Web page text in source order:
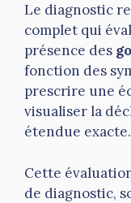
Le diagnostic
complet qui
présence des
fonction des
prescrire une
visualiser la
étendue exacte.
Cette
de diagnostic,